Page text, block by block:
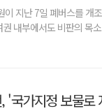
이 지난 7일 폐버스를 개
내부에서도 비판의 목
'국가지정 보물로